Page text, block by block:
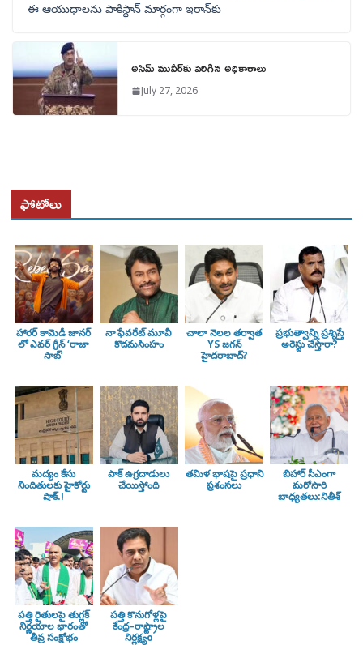
ఈ ఆయుధాలను పాకిస్థాన్‌ మార్గంగా ఇరాన్‌కు
అసిమ్ మునీర్‌కు పెరిగిన అధికారాలు
July 27, 2026
ఫోటోలు
హారర్ కామెడీ జానర్
లో ఎవర్ గ్రీన్ ‘రాజా
సాబ్’
నా ఫేవరేట్ మూవీ
కొదమసింహం
చాలా నెలల తర్వాత
YS జగన్
హైదరాబాద్?
ప్రభుత్వాన్ని ప్రశ్నిస్తే
అరెస్టు చేస్తారా?
మద్యం కేసు
నిందితులకు హైకోర్టు
షాక్.!
పాక్ ఉగ్రదాడులు
చేయిస్తోంది
తమిళ భాషపై ప్రధాని
ప్రశంసలు
బిహార్ సీఎంగా
మరోసారి
బాధ్యతలు:నితీశ్
పత్తి రైతులపై తుగ్లక్‌
నిర్ణయాల భారంతో
తీవ్ర సంక్షోభం
పత్తి కొనుగోళ్లపై
కేంద్ర–రాష్ట్రాల
నిర్లక్ష్యo